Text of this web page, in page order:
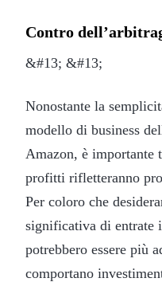
Contro
&#13; &#13;
Nonostante la
modello di business
Amazon, è importante
profitti rifletteranno
Per coloro che
significativa di entrate
potrebbero essere più
comportano